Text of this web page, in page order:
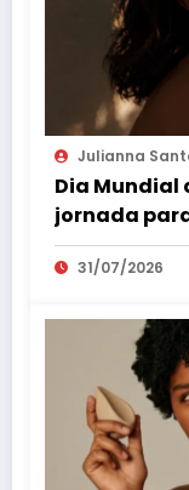
Julianna
Dia Mundial
jornada
sombras
31/07/2026